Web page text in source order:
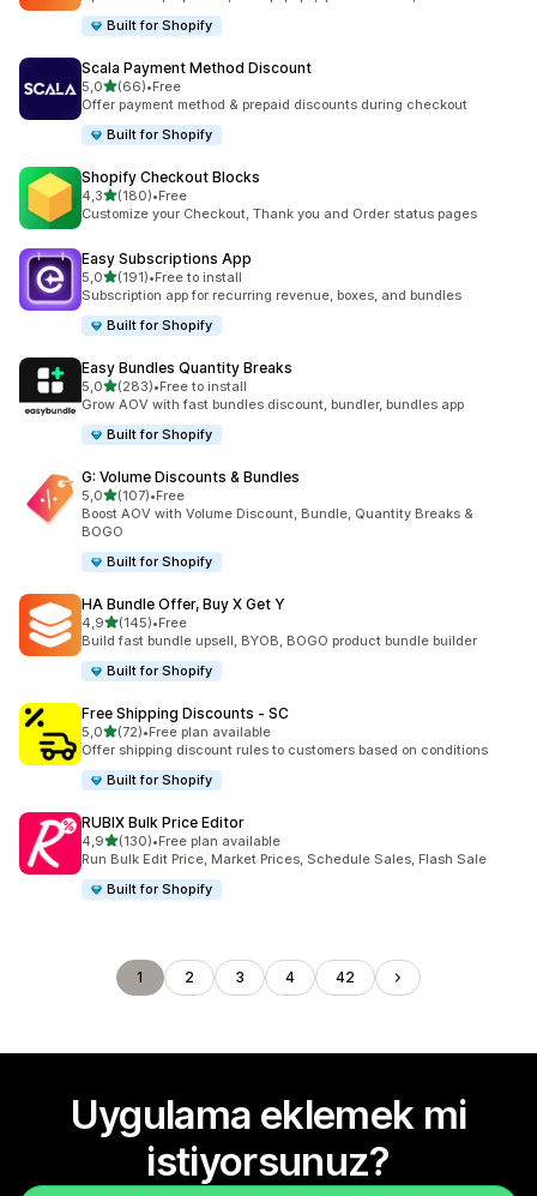
Built for Shopify
Scala Payment Method Discount
5,05 yıldız üzerinden
(66)
toplam 66 değerlendirme
•Free
Offer payment method & prepaid discounts during checkout
Built for Shopify
Shopify Checkout Blocks
4,35 yıldız üzerinden
(180)
toplam 180 değerlendirme
•Free
Customize your Checkout, Thank you and Order status pages
Easy Subscriptions App
5,05 yıldız üzerinden
(191)
toplam 191 değerlendirme
•Free to install
Subscription app for recurring revenue, boxes, and bundles
Built for Shopify
Easy Bundles Quantity Breaks
5,05 yıldız üzerinden
(283)
toplam 283 değerlendirme
•Free to install
Grow AOV with fast bundles discount, bundler, bundles app
Built for Shopify
G: Volume Discounts & Bundles
5,05 yıldız üzerinden
(107)
toplam 107 değerlendirme
•Free
Boost AOV with Volume Discount, Bundle, Quantity Breaks &
BOGO
Built for Shopify
HA Bundle Offer, Buy X Get Y
4,95 yıldız üzerinden
(145)
toplam 145 değerlendirme
•Free
Build fast bundle upsell, BYOB, BOGO product bundle builder
Built for Shopify
Free Shipping Discounts ‑ SC
5,05 yıldız üzerinden
(72)
toplam 72 değerlendirme
•Free plan available
Offer shipping discount rules to customers based on conditions
Built for Shopify
RUBIX Bulk Price Editor
4,95 yıldız üzerinden
(130)
toplam 130 değerlendirme
•Free plan available
Run Bulk Edit Price, Market Prices, Schedule Sales, Flash Sale
Built for Shopify
1 2 3 4 42
Uygulama eklemek mi
istiyorsunuz?